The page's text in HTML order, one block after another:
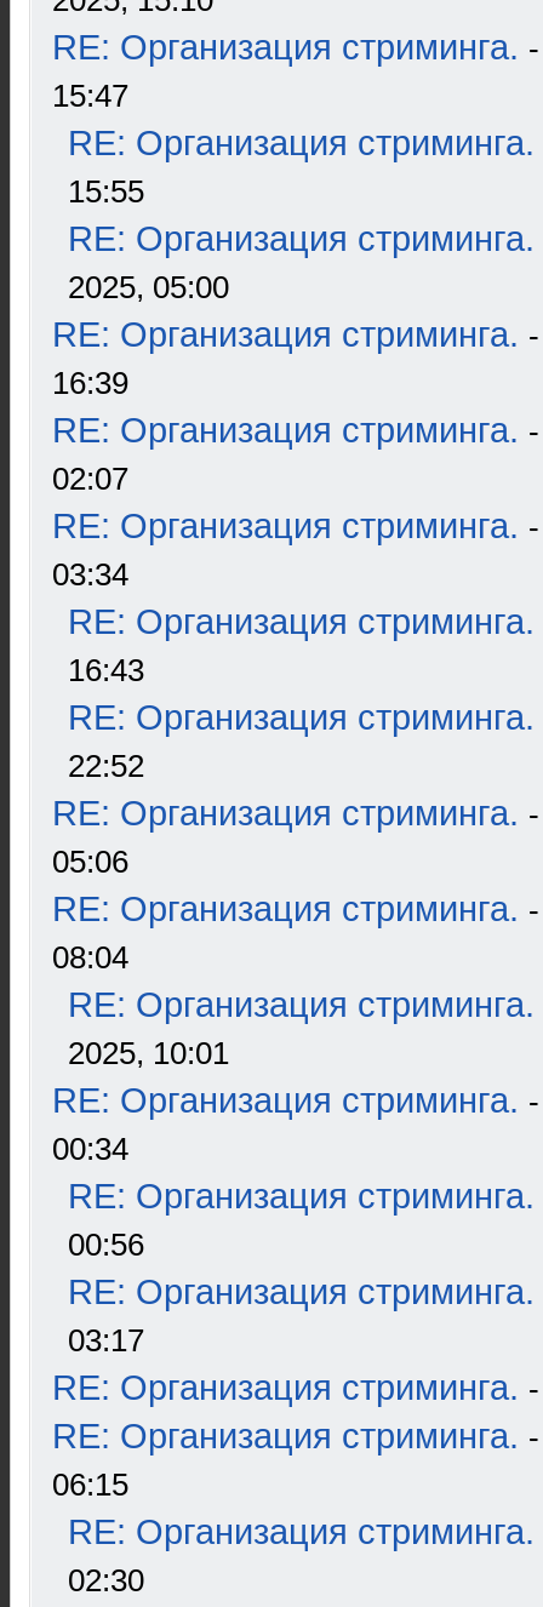
RE: Организация стриминга.
15:47
RE: Организация стриминга.
15:55
RE: Организация стриминга.
2025, 05:00
RE: Организация стриминга.
16:39
RE: Организация стриминга.
02:07
RE: Организация стриминга.
03:34
RE: Организация стриминга.
16:43
RE: Организация стриминга.
22:52
RE: Организация стриминга.
05:06
RE: Организация стриминга.
08:04
RE: Организация стриминга.
2025, 10:01
RE: Организация стриминга.
00:34
RE: Организация стриминга.
00:56
RE: Организация стриминга.
03:17
RE: Организация стриминга.
RE: Организация стриминга.
06:15
RE: Организация стриминга.
02:30